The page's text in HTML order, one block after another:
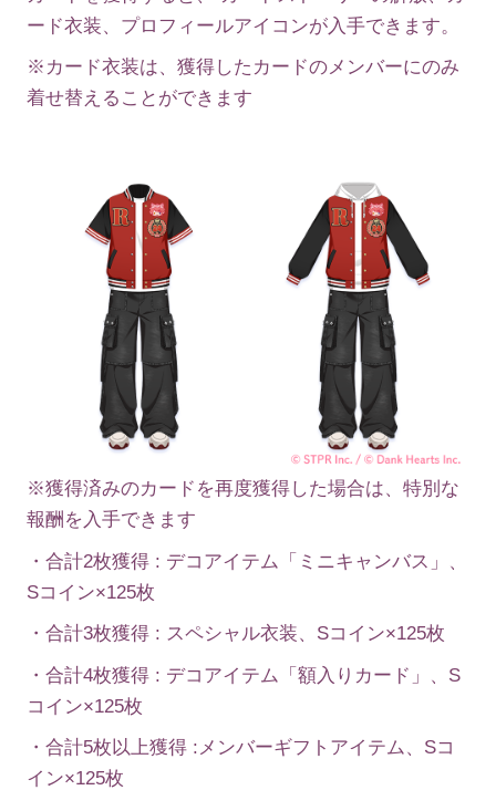
ード衣装、プロフィールアイコンが入手できます。
※カード衣装は、獲得したカードのメンバーにのみ
着せ替えることができます
※獲得済みのカードを再度獲得した場合は、特別な
報酬を入手できます
・合計2枚獲得 : デコアイテム「ミニキャンバス」、
Sコイン×125枚
・合計3枚獲得 : スペシャル衣装、Sコイン×125枚
・合計4枚獲得 : デコアイテム「額入りカード」、S
コイン×125枚
・合計5枚以上獲得 :メンバーギフトアイテム、Sコ
イン×125枚